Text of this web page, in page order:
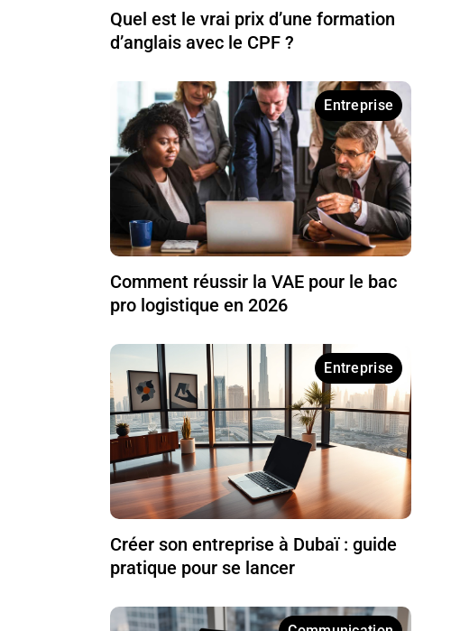
Quel est le vrai prix d’une formation
d’anglais avec le CPF ?
Entreprise
Comment réussir la VAE pour le bac
pro logistique en 2026
Entreprise
Créer son entreprise à Dubaï : guide
pratique pour se lancer